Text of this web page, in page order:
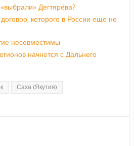
Дегтярёва?
которого в России еще не
несовместимы
начнется с Дальнего
Саха (Якутия)